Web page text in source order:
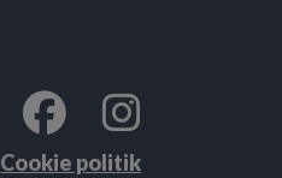
Cookie politik